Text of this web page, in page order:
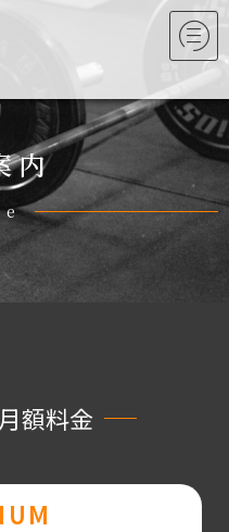
内
額料金